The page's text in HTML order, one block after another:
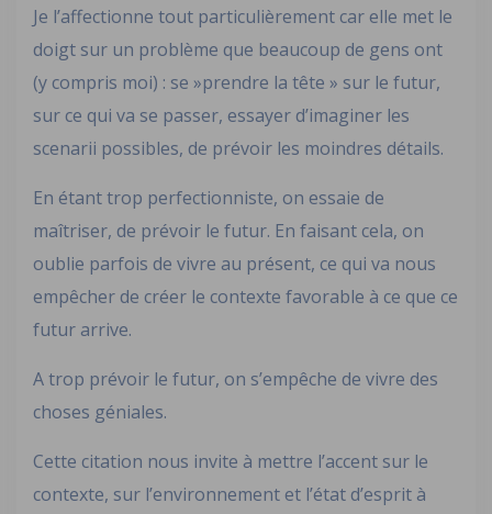
Je l’affectionne tout particulièrement car elle met le
doigt sur un problème que beaucoup de gens ont
(y compris moi) : se »prendre la tête » sur le futur,
sur ce qui va se passer, essayer d’imaginer les
scenarii possibles, de prévoir les moindres détails.
En étant trop perfectionniste, on essaie de
maîtriser, de prévoir le futur. En faisant cela, on
oublie parfois de vivre au présent, ce qui va nous
empêcher de créer le contexte favorable à ce que ce
futur arrive.
A trop prévoir le futur, on s’empêche de vivre des
choses géniales.
Cette citation nous invite à mettre l’accent sur le
contexte, sur l’environnement et l’état d’esprit à